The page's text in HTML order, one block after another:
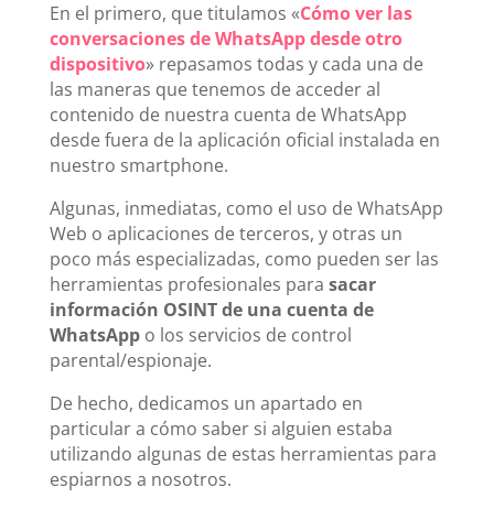
En el primero, que titulamos «Cómo ver las
conversaciones de WhatsApp desde otro
dispositivo» repasamos todas y cada una de
las maneras que tenemos de acceder al
contenido de nuestra cuenta de WhatsApp
desde fuera de la aplicación oficial instalada en
nuestro smartphone.
Algunas, inmediatas, como el uso de WhatsApp
Web o aplicaciones de terceros, y otras un
poco más especializadas, como pueden ser las
herramientas profesionales para sacar
información OSINT de una cuenta de
WhatsAppo los servicios de control
parental/espionaje.
De hecho, dedicamos un apartado en
particular a cómo saber si alguien estaba
utilizando algunas de estas herramientas para
espiarnos a nosotros.